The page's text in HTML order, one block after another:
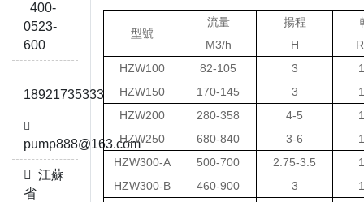
400-
0523-
600
18921735333
pump888@163.com
江蘇
省
型號
流量
M3/h
揚程
H
HZW100
82-105 3
HZW150
170-145 3
HZW200
280-358 4-5
HZW250
680-840 3-6
HZW300-A
500-700 2.75-3.5
HZW300-B
460-900 3